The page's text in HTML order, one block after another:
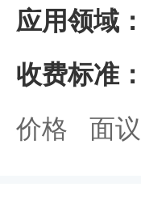
应用领域：
收费标准：
价格 面议